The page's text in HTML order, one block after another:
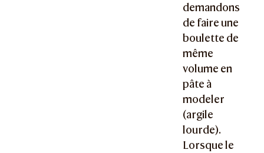
demandons
de faire une
boulette de
même
volume en
pâte à
modeler
(argile
lourde).
Lorsque le